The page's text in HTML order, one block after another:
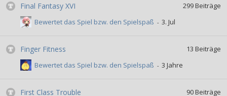
Final Fantasy XVI 299Beiträge
Bewertet das Spiel bzw. den Spielspaß
Finger Fitness 13 Beiträge
Bewertet das Spiel bzw. den Spielspaß
First Class Trouble 90Beiträge